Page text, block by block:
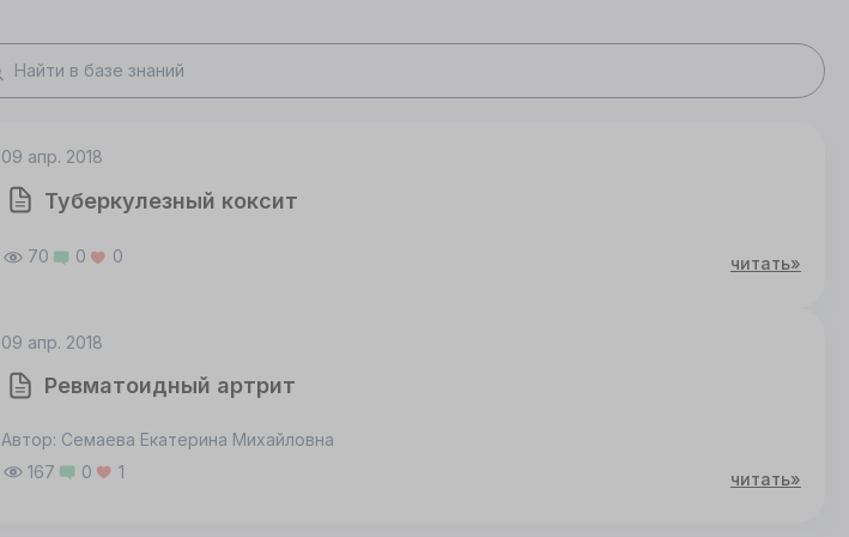
09 апр. 2018
Туберкулезный коксит
70 0 0 читать»
09 апр. 2018
Ревматоидный артрит
Автор: Семаева Екатерина Михайловна
167
0 1 читать»